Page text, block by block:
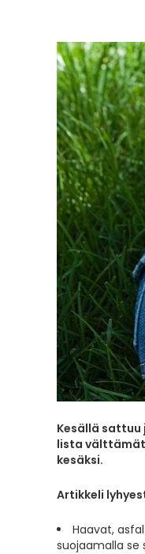
Kesällä
lista
kesäksi.
Artikkeli
Haavat,
suojaamalla se